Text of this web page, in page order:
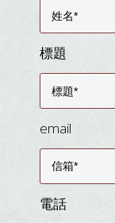
標題
email
電話